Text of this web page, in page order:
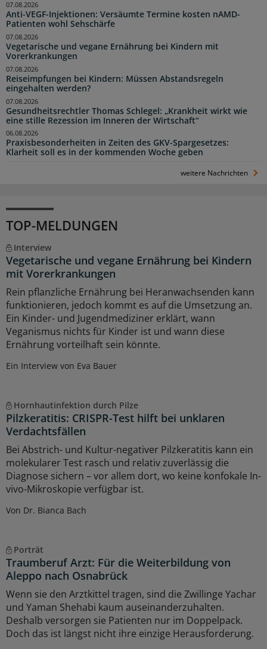
Anti-VEGF-Injektionen: Versäumte Termine kosten nAMD-
Patienten wohl Sehschärfe
07.08.2026
Vegetarische und vegane Ernährung bei Kindern mit
Vorerkrankungen
07.08.2026
Reiseimpfungen bei Kindern: Müssen Abstandsregeln
eingehalten werden?
07.08.2026
Gesundheitsrechtler Thomas Schlegel: „Krankheit wirkt wie
eine stille Rezession im Inneren der Wirtschaft“
07.08.2026
Praxisbesonderheiten in Zeiten des GKV-Spargesetzes:
Klarheit soll es in der kommenden Woche geben
06.08.2026
weitere Nachrichten
TOP-MELDUNGEN
Interview
Vegetarische und vegane Ernährung bei Kindern
mit Vorerkrankungen
Rein pflanzliche Ernährung bei Heranwachsenden kann
funktionieren, jedoch kommt es auf die Umsetzung an.
Ein Kinder- und Jugendmediziner erklärt, wann
Veganismus nichts für Kinder ist und wann diese
Ernährung vorteilhaft sein könnte.
Ein Interview von Eva Bauer
Hornhautinfektion durch Pilze
Pilzkeratitis: CRISPR-Test hilft bei unklaren
Verdachtsfällen
Bei Abstrich- und Kultur-negativer Pilzkeratitis kann ein
molekularer Test rasch und relativ zuverlässig die
Diagnose sichern – vor allem dort, wo keine konfokale In-
vivo-Mikroskopie verfügbar ist.
Von Dr. Bianca Bach
Porträt
Traumberuf Arzt: Für die Weiterbildung von
Aleppo nach Osnabrück
Wenn sie den Arztkittel tragen, sind die Zwillinge Yachar
und Yaman Shehabi kaum auseinanderzuhalten.
Deshalb versorgen sie Patienten nur im Doppelpack.
Doch das ist längst nicht ihre einzige Herausforderung.